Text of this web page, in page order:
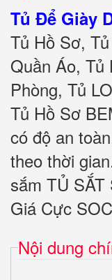
Tủ Để Giày
Tủ Hồ Sơ,
Quần Áo, Tủ
Phòng, Tủ
Tủ Hồ Sơ
có độ an
theo thời
sắm TỦ
Giá Cực
Nội dung